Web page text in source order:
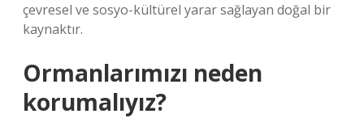
çevresel ve sosyo-kültürel yarar sağlayan doğal bir
kaynaktır.
Ormanlarımızı neden
korumalıyız?